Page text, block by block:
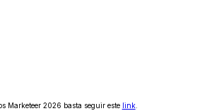
Marketeer 2026 basta seguir este link.